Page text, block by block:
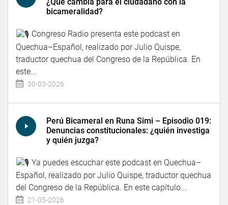
bicameralidad?
Congreso Radio presenta este podcast en
Quechua–Español, realizado por Julio Quispe,
traductor quechua del Congreso de la República. En
este...
30-03-2026
Perú Bicameral en Runa Simi – Episodio 019:
Denuncias constitucionales: ¿quién investiga
y quién juzga?
Ya puedes escuchar este podcast en Quechua–
Español, realizado por Julio Quispe, traductor quechua
del Congreso de la República. En este capítulo...
21-05-2026